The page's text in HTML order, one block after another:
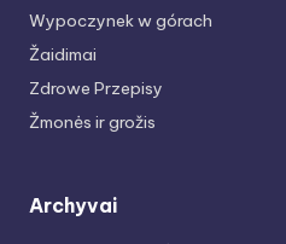
Wypoczynek w górach
Žaidimai
Zdrowe Przepisy
Žmonės ir grožis
Archyvai